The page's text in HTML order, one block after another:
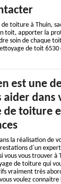
toiture à Thuin,
toit, apporter la
soin de chaque
de toit
est une
aider dans
de toiture
la réalisation de
d`un
vous vous trouver à
de toiture qui
vraiment très
voulez